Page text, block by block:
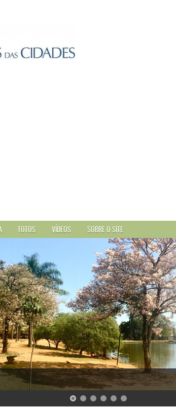
FOTOS VÍDEOS SOBRE O SITE